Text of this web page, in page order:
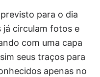
para o dia
já circulam fotos e
com uma capa
seus traços para
apenas no